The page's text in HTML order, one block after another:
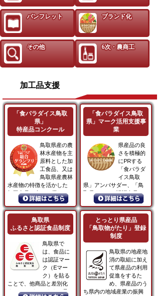
パンフレット ブランド化
その他 6次・農商工
加工品支援
「食パラダイス鳥取
県」
特産品コンクール
鳥取県産の農
林水産物を主
原料とした加
工食品、又は
鳥取県産農林
水産物の特徴を活かした
加工食品の中から優れた
新商品を表彰・PRするこ
とにより、新商品の販路
拡大と開発を促し、「食
パラダイス鳥取県」にふ
さわしい加工食品の充実
を図ることを目的に、
「食パラダイス鳥取県」
特産品コンクールを開催
しています。
「食パラダイス鳥取
県」マーク活用支援事
業
県産品の良
さを積極的
にPRする
「食パラダ
イス鳥取
県」アンバサダー、「鳥
取県ふるさと認証食品」
や「鳥取物がたり」登録
事業者、「食パラダイス
鳥取県」特産品コンクー
ル受賞事業者等が「食パ
ラダイス鳥取県」に関す
る取組の周知を図るため...
鳥取県
ふるさと認証食品制度
鳥取県で
は、食品に
は認証マー
ク（Eマー
ク）を貼る
ことで、他商品と差別化
することができます。県
とっとり県産品
「鳥取物がたり」登録
制度
鳥取県の地産地
消の取組に加え
て県産品の利用
促進をするた
め、県産品のう
ち県内の地域産業の振興